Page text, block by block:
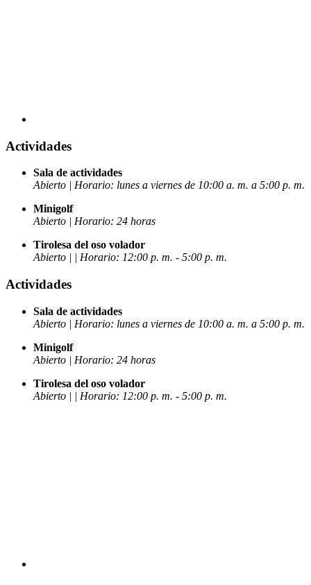
Actividades
Sala de actividades
Abierto | Horario: lunes a viernes de 10:00 a. m. a 5:00 p. m.
Minigolf
Abierto | Horario: 24 horas
Tirolesa del oso volador
Abierto | | Horario: 12:00 p. m. - 5:00 p. m.
Actividades
Sala de actividades
Abierto | Horario: lunes a viernes de 10:00 a. m. a 5:00 p. m.
Minigolf
Abierto | Horario: 24 horas
Tirolesa del oso volador
Abierto | | Horario: 12:00 p. m. - 5:00 p. m.